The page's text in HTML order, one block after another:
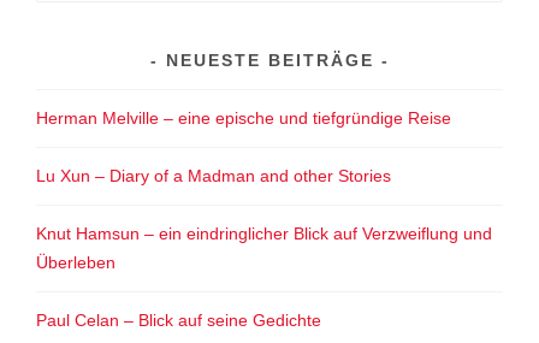
NEUESTE BEITRÄGE
Herman Melville – eine epische und tiefgründige Reise
Lu Xun – Diary of a Madman and other Stories
Knut Hamsun – ein eindringlicher Blick auf Verzweiflung und
Überleben
Paul Celan – Blick auf seine Gedichte